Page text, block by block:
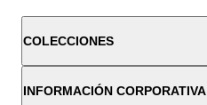
COLECCIONES
INFORMACIÓN CORPORATIVA